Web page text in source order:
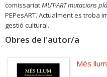
comissariatMUT·ART mutacions
PEPesART. Actualment es troba
gestió cultural.
Obres de l'autor/a
Més llum